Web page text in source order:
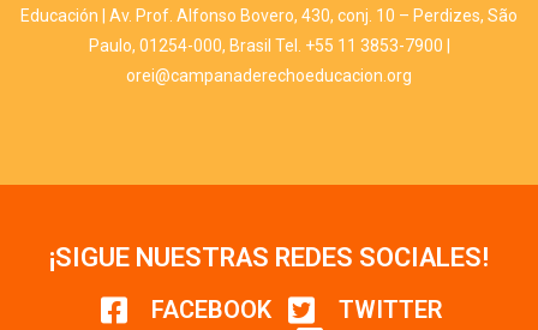
Educación | Av. Prof. Alfonso Bovero, 430, conj. 10 – Perdizes, São
Paulo, 01254-000, Brasil Tel. +55 11 3853-7900 |
orei@campanaderechoeducacion.org
¡SIGUE NUESTRAS REDES SOCIALES!
FACEBOOK
TWITTER